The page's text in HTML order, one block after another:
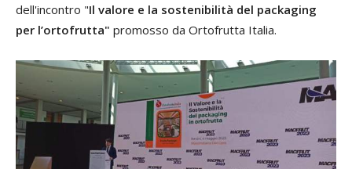
dell'incontro "Il valore e la sostenibilità del packaging
per l’ortofrutta" promosso da Ortofrutta Italia.